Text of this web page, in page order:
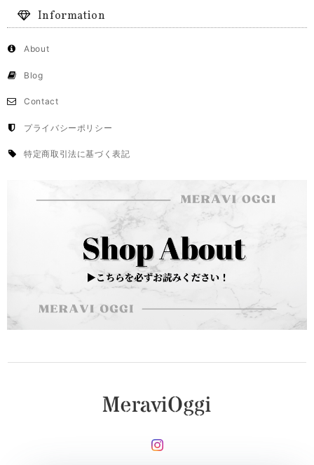
Information
About
Blog
Contact
プライバシーポリシー
特定商取引法に基づく表記